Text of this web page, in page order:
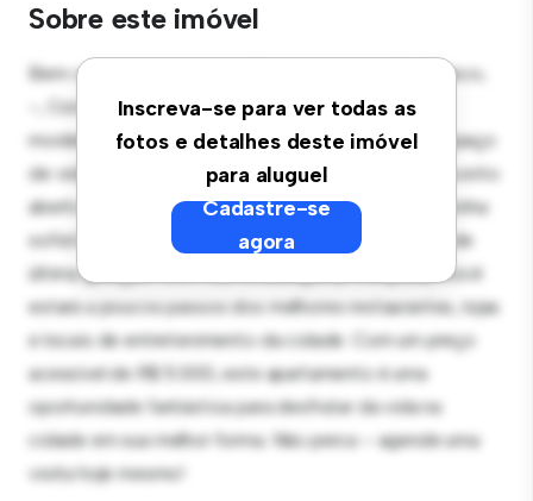
Sobre este imóvel
Inscreva-se para ver todas as
fotos e detalhes deste imóvel
para aluguel
Cadastre-se
agora
Bem-vindo ao seu novo refúgio urbano em Rio Branco,
-, Coronel Bordini, 1360 - Porto Alegre - RS! Este
moderno apartamento de 2 quartos oferece um espaço
de vida elegante e aconchegante. O layout em conceito
aberto é perfeito para receber convidados, e a cozinha
sofisticada está equipada com eletrodomésticos de
última geração. Com sua localização privilegiada, você
estará a poucos passos dos melhores restaurantes, lojas
e locais de entretenimento da cidade. Com um preço
acessível de R$ 5.000, este apartamento é uma
oportunidade fantástica para desfrutar da vida na
cidade em sua melhor forma. Não perca – agende uma
visita hoje mesmo!